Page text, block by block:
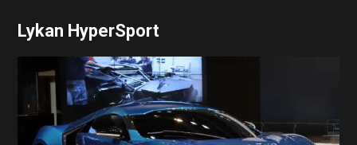
Lykan HyperSport